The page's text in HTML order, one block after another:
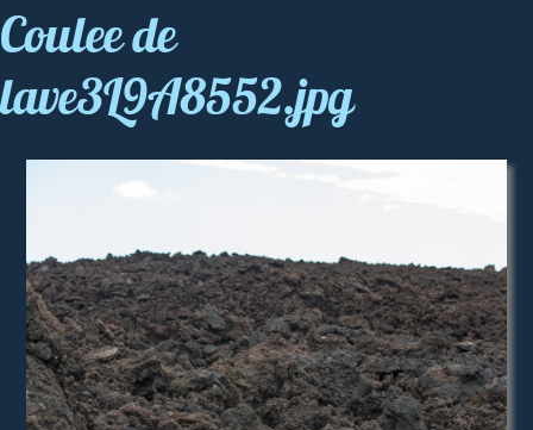
Coulee de
lave3L9A8552.jpg